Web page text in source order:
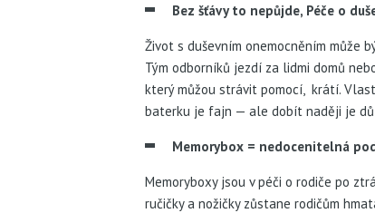
Bez šťávy to nepůjde, Péče o
Život s duševním onemocněním může
Tým odborníků jezdí za lidmi domů
který můžou strávit pomocí, krátí.
baterku je fajn — ale dobít naději je
Memorybox = nedocenitelná
Memoryboxy jsou v péči o rodiče po
ručičky a nožičky zůstane rodičům